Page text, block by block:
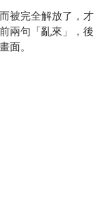
被完全解放了，才
兩句「亂來」，後
面。